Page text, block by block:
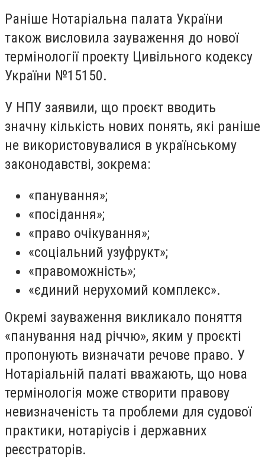
Раніше Нотаріальна палата України
також висловила зауваження до нової
термінології проекту Цивільного кодексу
України №15150.
У НПУ заявили, що проєкт вводить
значну кількість нових понять, які раніше
не використовувалися в українському
законодавстві, зокрема:
«панування»;
«посідання»;
«право очікування»;
«соціальний узуфрукт»;
«правоможність»;
«єдиний нерухомий комплекс».
Окремі зауваження викликало поняття
«панування над річчю», яким у проєкті
пропонують визначати речове право. У
Нотаріальній палаті вважають, що нова
термінологія може створити правову
невизначеність та проблеми для судової
практики, нотаріусів і державних
реєстраторів.